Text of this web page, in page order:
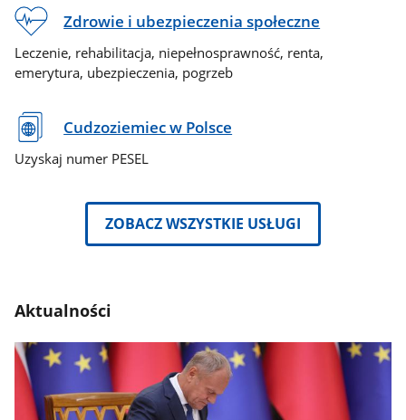
Zdrowie i ubezpieczenia społeczne
Leczenie, rehabilitacja, niepełnosprawność, renta,
emerytura, ubezpieczenia, pogrzeb
Cudzoziemiec w Polsce
Uzyskaj numer PESEL
ZOBACZ WSZYSTKIE USŁUGI
Aktualności